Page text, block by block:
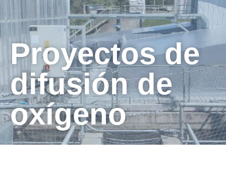
Proyectos de
difusión de
oxígeno